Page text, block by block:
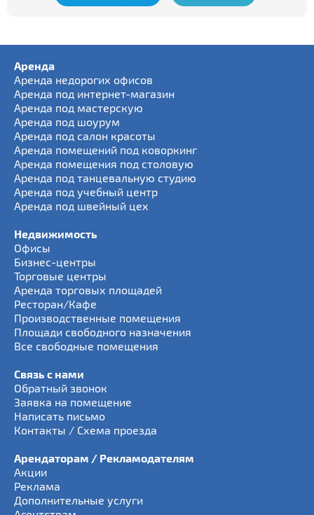
Аренда
Аренда недорогих офисов
Аренда под интернет-магазин
Аренда под мастерскую
Аренда под шоурум
Аренда под салон красоты
Аренда помещений под коворкинг
Аренда помещения под столовую
Аренда под танцевальную студию
Аренда под учебный центр
Аренда под швейный цех
Недвижимость
Офисы
Бизнес-центры
Торговые центры
Аренда торговых площадей
Ресторан/Кафе
Производственные помещения
Площади свободного назначения
Все свободные помещения
Связь с нами
Обратный звонок
Заявка на помещение
Написать письмо
Контакты / Схема проезда
Арендаторам / Рекламодателям
Акции
Реклама
Дополнительные услуги